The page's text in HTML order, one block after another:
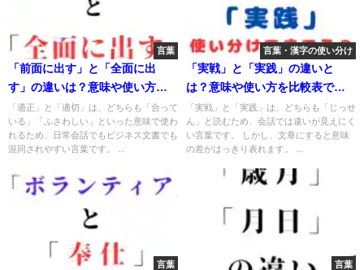
言葉
「前面に出す」と「全面に出
す」の違いは？意味や使い方を
比較表で徹底解説！
「適正」と「適切」は、どちらも「合って
いる」「ふさわしい」といった意味で使わ
れるため、日常会話でもビジネス文書でも
混同されやすい言葉です。 ...
言葉・漢字の使い分け
「実戦」と「実践」の違いと
は？意味や使い方を比較表で徹
底解説！
「実戦」と「実践」は、どちらも「じっせ
ん」と読むため、会話では違いが見えにく
い言葉です。 しかし、文章にすると意味
の差がはっきり表れます。 ...
言葉 言葉